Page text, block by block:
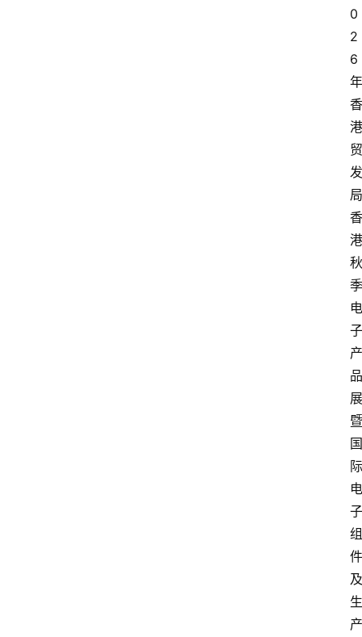
0
2
6
年
香
港
贸
发
局
香
港
秋
季
电
子
产
品
展
暨
国
际
电
子
组
件
及
生
产